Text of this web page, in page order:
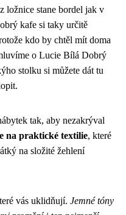
ložnice stane bordel jak v
kafe si taky určitě
kdo by chtěl mít doma
o Lucie Bílá Dobrý
stolku si můžete dát tu
tak, aby nezakrýval
na praktické textilie, které
na složité žehlení
vás uklidňují. Jemné tóny